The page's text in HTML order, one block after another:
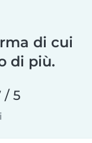
di cui
di più.
/ 5